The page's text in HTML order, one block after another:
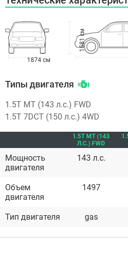
1874 см
1581 см
Типы двигателя
1.5T MT (143 л.с.) FWD
1.5T 7DCT (150 л.с.) 4WD
1.5T MT (143
Л.С.) FWD
Мощность
двигателя
143 л.с.
Объем
двигателя
1497
Тип двигателя gas